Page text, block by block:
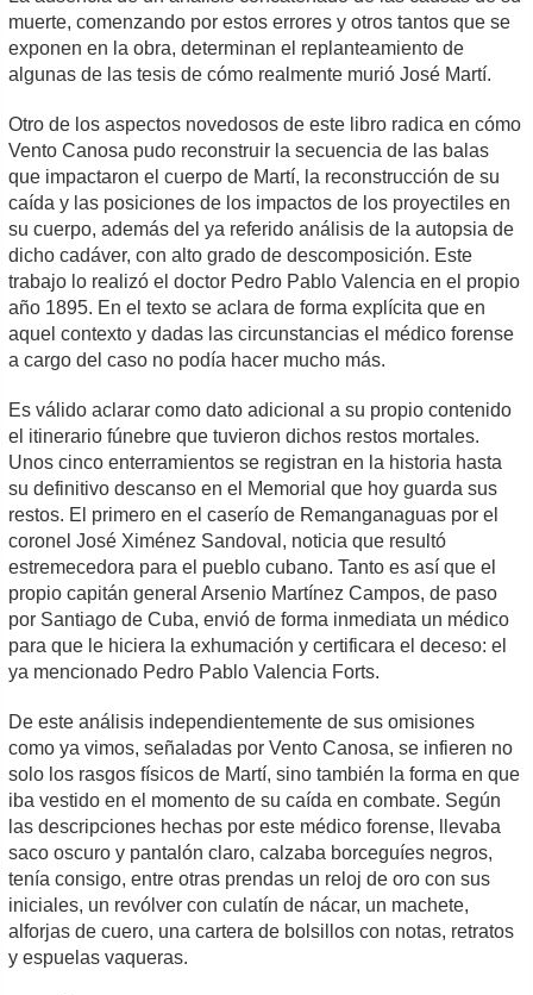
muerte, comenzando por estos errores y otros tantos que se
exponen en la obra, determinan el replanteamiento de
algunas de las tesis de cómo realmente murió José Martí.
Otro de los aspectos novedosos de este libro radica en cómo
Vento Canosa pudo reconstruir la secuencia de las balas
que impactaron el cuerpo de Martí, la reconstrucción de su
caída y las posiciones de los impactos de los proyectiles en
su cuerpo, además del ya referido análisis de la autopsia de
dicho cadáver, con alto grado de descomposición. Este
trabajo lo realizó el doctor Pedro Pablo Valencia en el propio
año 1895. En el texto se aclara de forma explícita que en
aquel contexto y dadas las circunstancias el médico forense
a cargo del caso no podía hacer mucho más.
Es válido aclarar como dato adicional a su propio contenido
el itinerario fúnebre que tuvieron dichos restos mortales.
Unos cinco enterramientos se registran en la historia hasta
su definitivo descanso en el Memorial que hoy guarda sus
restos. El primero en el caserío de Remanganaguas por el
coronel José Ximénez Sandoval, noticia que resultó
estremecedora para el pueblo cubano. Tanto es así que el
propio capitán general Arsenio Martínez Campos, de paso
por Santiago de Cuba, envió de forma inmediata un médico
para que le hiciera la exhumación y certificara el deceso: el
ya mencionado Pedro Pablo Valencia Forts.
De este análisis independientemente de sus omisiones
como ya vimos, señaladas por Vento Canosa, se infieren no
solo los rasgos físicos de Martí, sino también la forma en que
iba vestido en el momento de su caída en combate. Según
las descripciones hechas por este médico forense, llevaba
saco oscuro y pantalón claro, calzaba borceguíes negros,
tenía consigo, entre otras prendas un reloj de oro con sus
iniciales, un revólver con culatín de nácar, un machete,
alforjas de cuero, una cartera de bolsillos con notas, retratos
y espuelas vaqueras.